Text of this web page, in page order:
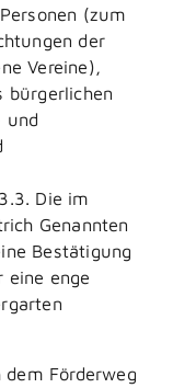
(zum
der
Vereine),
bürgerlichen
und
Die im
Genannten
Bestätigung
eine enge
dem Förderweg